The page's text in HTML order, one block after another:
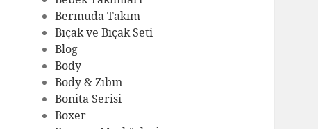
Bermuda Takım
Bıçak ve Bıçak Seti
Blog
Body
Body & Zıbın
Bonita Serisi
Boxer